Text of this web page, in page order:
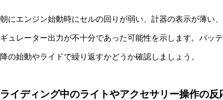
朝にエンジン始動時にセルの回りが弱い、計器の表示が薄い
ギュレーター出力が不十分であった可能性を示します。バッ
降の始動やライドで繰り返すかどうか確認しましょう。
ライディング中のライトやアクセサリー操作の反